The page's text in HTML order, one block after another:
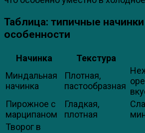
Таблица: типичные
особенности
Начинка Текстура
Миндальная
начинка
Плотная,
пастообразная
Пирожное с
марципаном
Гладкая,
плотная
Творог в